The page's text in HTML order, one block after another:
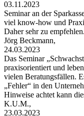
03.11.2023
Seminar an der
viel know-how und
Daher sehr zu empfehlen.
Jörg Beckmann,
24.03.2023
Das Seminar
praxisorientiert und
vielen Beratungsfällen.
„Fehler“ in den
Hinweise achtet kann
K.U.M.,
23.03.2023